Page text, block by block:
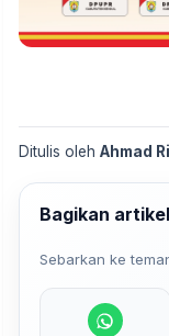
Ditulis oleh Ahmad
Bagikan
Sebarkan ke